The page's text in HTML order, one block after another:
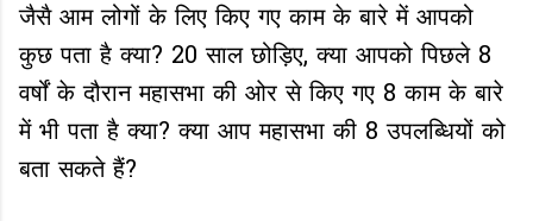
जैसै आम लोगों के लिए किए गए काम के बारे में आपको
कुछ पता है क्या? 20 साल छोड़िए, क्या आपको पिछले 8
वर्षों के दौरान महासभा की ओर से किए गए 8 काम के बारे
में भी पता है क्या? क्या आप महासभा की 8 उपलब्धियों को
बता सकते हैं?